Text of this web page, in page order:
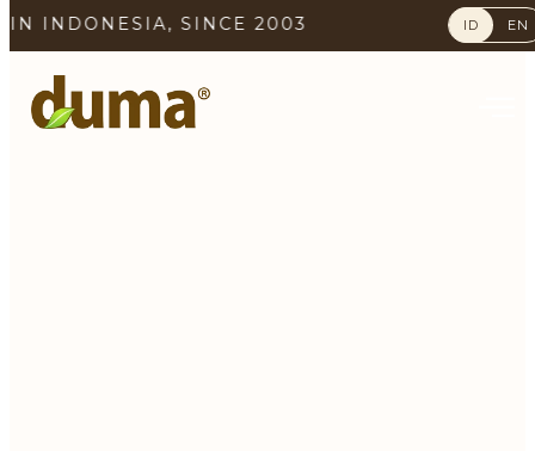
SINCE 2003 ID EN